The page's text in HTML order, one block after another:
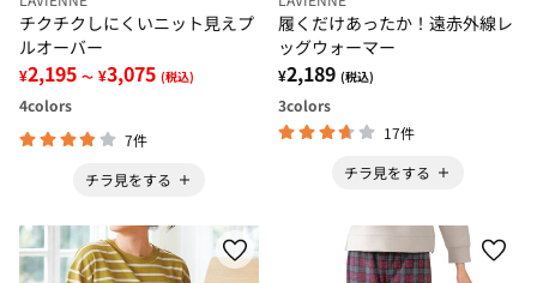
チクチクしにくいニット見えプ
ルオーバー
¥2,195 ～ ¥3,075 (税込)
4colors
7件
チラ見をする
履くだけあったか！遠赤外線レ
ッグウォーマー
¥2,189 (税込)
3colors
17件
チラ見をする